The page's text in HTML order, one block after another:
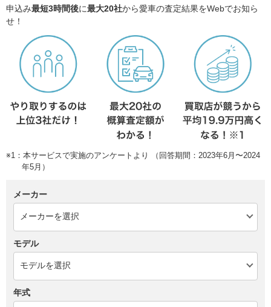
申込み最短3時間後に最大20社から愛車の査定結果をWebでお知ら
せ！
※1：本サービスで実施のアンケートより （回答期間：2023年6月〜2024
年5月）
メーカー
モデル
年式